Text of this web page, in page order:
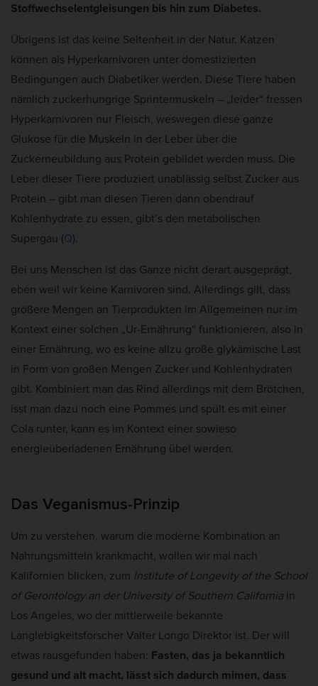
Stoffwechselentgleisungen bis hin zum Diabetes.
Übrigens ist das keine Seltenheit in der Natur. Katzen
können als Hyperkarnivoren unter domestizierten
Bedingungen auch Diabetiker werden. Diese Tiere haben
nämlich zuckerhungrige Sprintermuskeln – „leider“ fressen
Hyperkarnivoren nur Fleisch, weswegen diese ganze
Glukose für die Muskeln in der Leber über die
Zuckerneubildung aus Protein gebildet werden muss. Die
Leber dieser Tiere produziert unablässig selbst Zucker aus
Protein – gibt man diesen Tieren dann obendrauf
Kohlenhydrate zu essen, gibt’s den metabolischen
Supergau (Q).
Bei uns Menschen ist das Ganze nicht derart ausgeprägt,
eben weil wir keine Karnivoren sind. Allerdings gilt, dass
größere Mengen an Tierprodukten im Allgemeinen nur im
Kontext einer solchen „Ur-Ernährung“ funktionieren, also in
einer Ernährung, wo es keine allzu große glykämische Last
in Form von großen Mengen Zucker und Kohlenhydraten
gibt. Kombiniert man das Rind allerdings mit dem Brötchen,
isst man dazu noch eine Pommes und spült es mit einer
Cola runter, kann es im Kontext einer sowieso
energieüberladenen Ernährung übel werden.
Das Veganismus-Prinzip
Um zu verstehen, warum die moderne Kombination an
Nahrungsmitteln krankmacht, wollen wir mal nach
Kalifornien blicken, zum Institute of Longevity of the School
of Gerontology an der University of Southern California in
Los Angeles, wo der mittlerweile bekannte
Langlebigkeitsforscher Valter Longo Direktor ist. Der will
etwas rausgefunden haben: Fasten, das ja bekanntlich
gesund und alt macht, lässt sich dadurch mimen, dass